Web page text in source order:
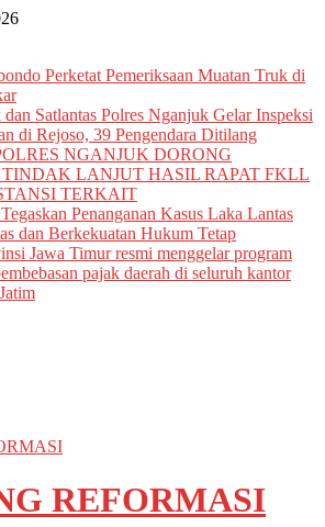
Perketat Pemeriksaan Muatan Truk di
Satlantas Polres Nganjuk Gelar Inspeksi
di Rejoso, 39 Pengendara Ditilang
NGANJUK DORONG
TINDAK LANJUT HASIL RAPAT FKLL
TERKAIT
Penanganan Kasus Laka Lantas
dan Berkekuatan Hukum Tetap
Jawa Timur resmi menggelar program
pajak daerah di seluruh kantor
REFORMASI